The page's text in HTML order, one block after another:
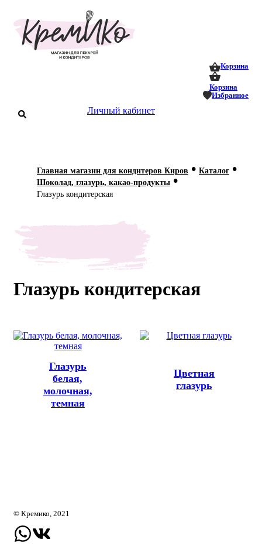
Корзина
Корзина
Избранное
Личный кабинет
классы
Заказать
256-54-
Главная магазин для кондитеров Киров • Каталог •
Шоколад, глазурь, какао-продукты •
Глазурь кондитерская
Глазурь кондитерская
Глазурь
белая,
молочная,
темная
Цветная
глазурь
© Кремико, 2021